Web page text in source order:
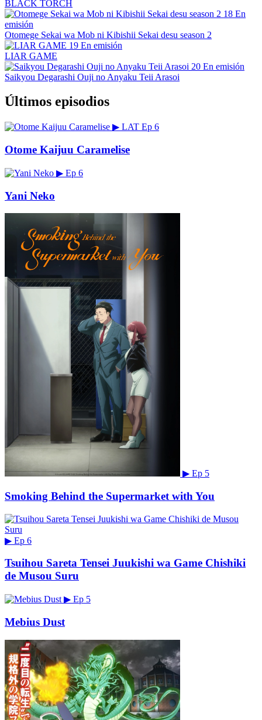
BLACK TORCH
18 En
emisión
Otomege Sekai wa Mob ni Kibishii Sekai desu season 2
19 En emisión
LIAR GAME
20 En emisión
Saikyou Degarashi Ouji no Anyaku Teii Arasoi
Últimos episodios
▶ LAT Ep 6
Otome Kaijuu Caramelise
▶ Ep 6
Yani Neko
▶ Ep 5
Smoking Behind the Supermarket with You
▶ Ep 6
Tsuihou Sareta Tensei Juukishi wa Game Chishiki
de Musou Suru
▶ Ep 5
Mebius Dust